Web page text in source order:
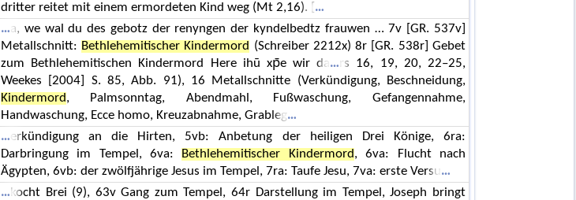
dritter reitet mit einem ermordeten Kind weg (Mt 2,16). [
a, we wal du des gebotz der renyngen der kyndelbedtz frauwen … 7v [GR. 537v]
Metallschnitt: Bethlehemitischer Kindermord (Schreiber 2212x) 8r [GR. 538r] Gebet
zum Bethlehemitischen Kindermord Here ihū xp̄e wir da
rs 16, 19, 20, 22–25,
Weekes [2004] S. 85, Abb. 91), 16 Metallschnitte (Verkündigung, Beschneidung,
Kindermord, Palmsonntag, Abendmahl, Fußwaschung, Gefangennahme,
Handwaschung, Ecce homo, Kreuzabnahme, Grableg
erkündigung an die Hirten, 5vb: Anbetung der heiligen Drei Könige, 6ra:
Darbringung im Tempel, 6va: Bethlehemitischer Kindermord, 6va: Flucht nach
Ägypten, 6vb: der zwölfjährige Jesus im Tempel, 7ra: Taufe Jesu, 7va: erste Versu
kocht Brei (9), 63v Gang zum Tempel, 64r Darstellung im Tempel, Joseph bringt